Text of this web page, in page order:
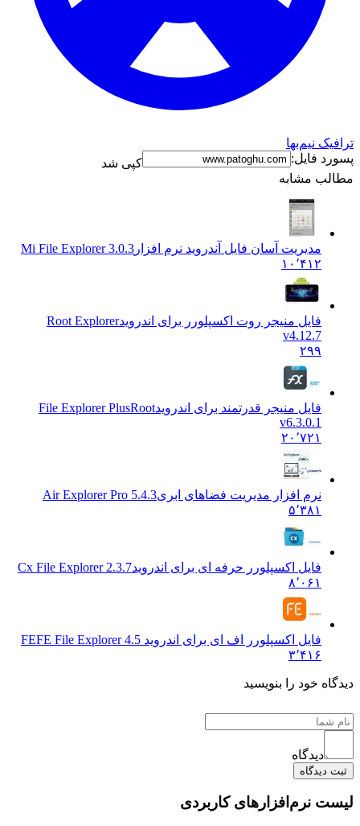
ترافیک نیم‌بها
پسورد فایل:
کپی شد
مطالب مشابه
مدیریت آسان فایل آندروید نرم افزار Mi File Explorer 3.0.3
۱۰٬۴۱۲
فایل منیجر روت اکسپلورر برای اندرویدRoot Explorer
v4.12.7
۲۹۹
فایل منیجر قدرتمند برای اندرویدFile Explorer PlusRoot
v6.3.0.1
۲۰٬۷۲۱
نرم افزار مدیریت فضاهای ابریAir Explorer Pro 5.4.3
۵٬۳۸۱
فایل اکسپلورر حرفه ای برای اندرویدCx File Explorer 2.3.7
۸٬۰۶۱
فایل اکسپلورر اف ای برای اندروید FE FE File Explorer 4.5
۳٬۴۱۶
دیدگاه خود را بنویسید
دیدگاه
ثبت دیدگاه
لیست نرم‌افزارهای کاربردی